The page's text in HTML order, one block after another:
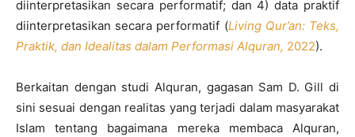
diinterpretasikan secara performatif; dan 4) data praktif
diinterpretasikan secara performatif (Living Qur’an: Teks,
Praktik, dan Idealitas dalam Performasi Alquran, 2022).
Berkaitan dengan studi Alquran, gagasan Sam D. Gill di
sini sesuai dengan realitas yang terjadi dalam masyarakat
Islam tentang bagaimana mereka membaca Alquran,